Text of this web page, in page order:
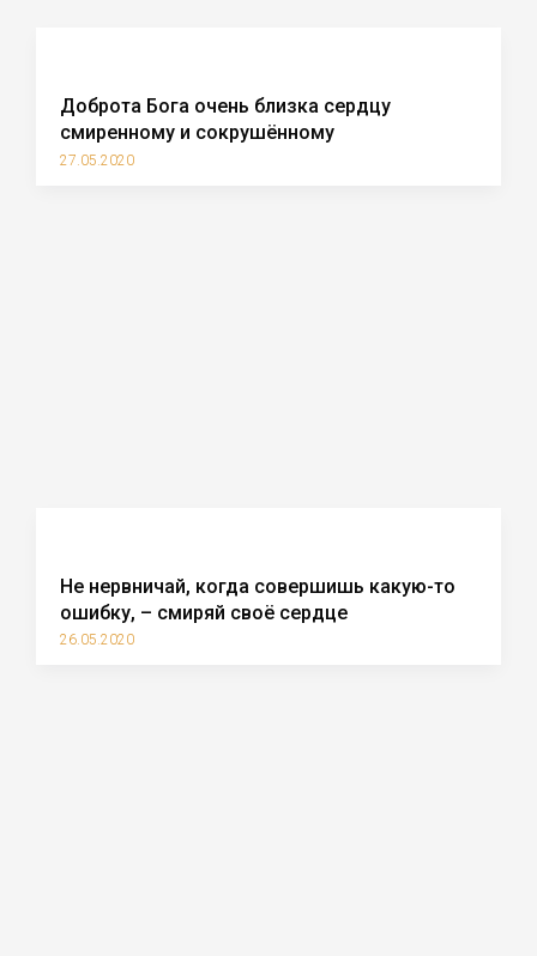
Доброта Бога очень близка сердцу
смиренному и сокрушённому
27.05.2020
Не нервничай, когда совершишь какую-то
ошибку, – смиряй своё сердце
26.05.2020